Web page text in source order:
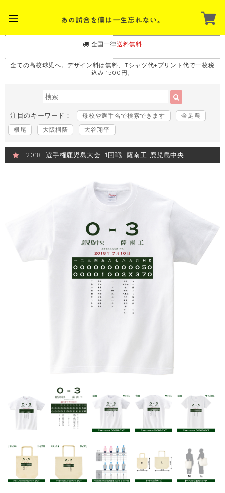
全国一律送料無料
全ての高校球児へ。デザイン料は無料、Tシャツ代+プリント代で一枚税
込み 1500円。
注目のキーワード： 母校や選手名で検索できます
金足農
根尾
大阪桐蔭 大谷翔平
2018_選手権鹿児島大会_1回戦_薩南工-鹿児島中央